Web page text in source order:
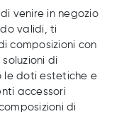
venire in negozio
validi, ti
composizioni con
di
le doti estetiche e
accessori
di